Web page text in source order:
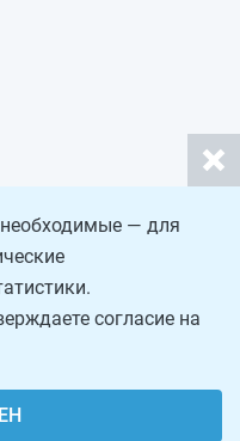
— для
согласие на